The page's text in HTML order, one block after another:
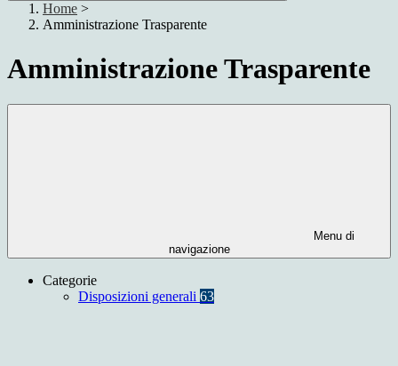
Home >
Amministrazione Trasparente
Amministrazione Trasparente
Menu di
navigazione
Categorie
Disposizioni generali 63